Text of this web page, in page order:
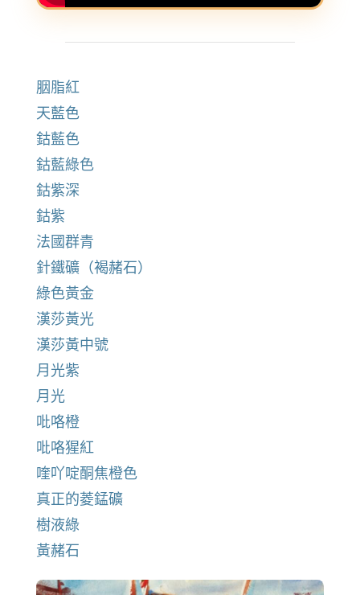
胭脂紅
天藍色
鈷藍色
鈷藍綠色
鈷紫深
鈷紫
法國群青
針鐵礦（褐赭石）
綠色黃金
漢莎黃光
漢莎黃中號
月光紫
月光
吡咯橙
吡咯猩紅
喹吖啶酮焦橙色
真正的菱錳礦
樹液綠
黃赭石